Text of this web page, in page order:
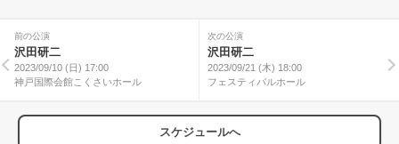
前の公演
沢田研二
2023/09/10 (日) 17:00
神戸国際会館こくさいホール
次の公演
沢田研二
2023/09/21 (木) 18:00
フェスティバルホール
スケジュールへ